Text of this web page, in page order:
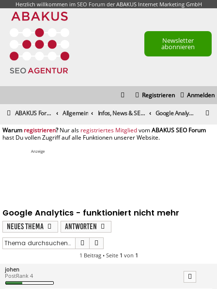
Herzlich willkommen im SEO Forumder ABAKUS Internet Marketing GmbH
Newsletter
abonnieren
Anmelden
Registrieren
ABAKUS Foren-Übersicht Allgemein Infos, News & SEO Gerüchte Google Analytics - funktioniert nicht mehr
registrieren registriertes Mitglied
Anzeige
Google Analytics - funktioniert nicht mehr
Neues Thema
Antworten
Suche
1 Beitrag • Seite 1 von 1
johen
PostRank 4